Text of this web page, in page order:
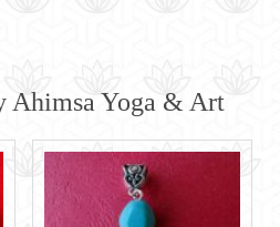
Ahimsa Yoga & Art